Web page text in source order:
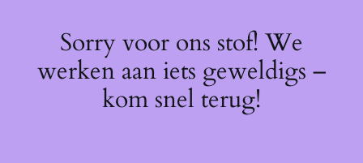
Sorry voor ons stof! We
werken aan iets geweldigs –
kom snel terug!